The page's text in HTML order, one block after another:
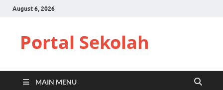
August 6, 2026
Portal Sekolah
MAIN MENU